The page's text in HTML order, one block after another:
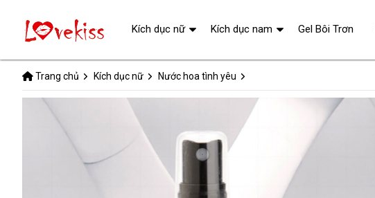
Trang chủ Kích dục nữ Nước hoa tình yêu
Kích dục nữ Kích dục nam Gel Bôi Trơn